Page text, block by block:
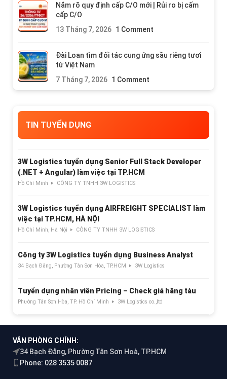
Nắm rõ quy định cấp C/O mới | Rủi ro bị cấm
cấp C/O
13 Tháng 7, 2026 1 Comment
Đài Loan tìm đối tác cung ứng sầu riêng tươi
từ Việt Nam
7 Tháng 7, 2026 1 Comment
TIN TUYỂN DỤNG
3W Logistics tuyển dụng Senior Full Stack Developer
(.NET + Angular) làm việc tại TP.HCM
Hồ Chí Minh CÔNG TY TNHH 3W LOGISTICS
3W Logistics tuyển dụng AIRFREIGHT SPECIALIST làm
việc tại TP.HCM, HÀ NỘI
Hồ Chí Minh, Hà Nội CÔNG TY TNHH 3W LOGISTICS
Công ty 3W Logistics tuyển dụng Business Analyst
34 Bạch Đằng, Phường Tân Sơn Hòa, TP.HCM 3W Logistics
Tuyển dụng nhân viên Pricing – Check giá hãng tàu
Phường Tân Sơn Hòa, TP. Hồ Chí Minh 3W Logistics co.,ltd
VĂN PHÒNG CHÍNH:
34 Bạch Đằng, Phường Tân Sơn Hoà, TP.HCM
Phone: 028 3535 0087